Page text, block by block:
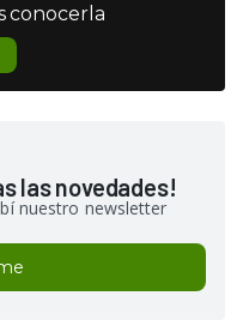
conocerla
las novedades!
nuestro newsletter